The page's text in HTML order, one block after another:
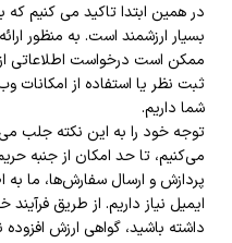
در همین ابتدا تاکید می
بسیار ارزشمند است. به منظور
ممکن است درخواست اطلاعاتی از
ثبت نظر یا استفاده از امکانات
شما داریم.
توجه خود را به این نکته جلب
می‌کنیم، تا حد امکان از جنبه
پردازش و ارسال سفارش‌ها، ما به
ایمیل نیاز داریم. از طریق
داشته باشید، گواهی ارزش